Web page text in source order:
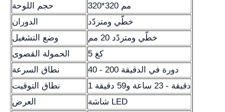
حجم اللوحة
320*320 مم
الدوران
خطّي ومتردّد
وضع التشغيل
خطّي ومتردّد 20 مم
الحمولة القصوى
5 كغ
نطاق السرعة
40 - 200 دورة في الدقيقة
نطاق التوقيت
1 دقيقة - 23 ساعة و59 دقيقة
العرض
شاشة LED